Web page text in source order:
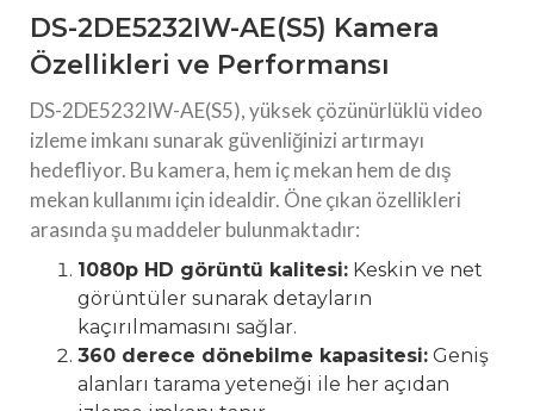
DS-2DE5232IW-AE(S5) Kamera
Özellikleri ve Performansı
DS-2DE5232IW-AE(S5), yüksek çözünürlüklü video
izleme imkanı sunarak güvenliğinizi artırmayı
hedefliyor. Bu kamera, hem iç mekan hem de dış
mekan kullanımı için idealdir. Öne çıkan özellikleri
arasında şu maddeler bulunmaktadır:
1080p HD görüntü kalitesi: Keskin ve net
görüntüler sunarak detayların
kaçırılmamasını sağlar.
360 derece dönebilme kapasitesi: Geniş
alanları tarama yeteneği ile her açıdan